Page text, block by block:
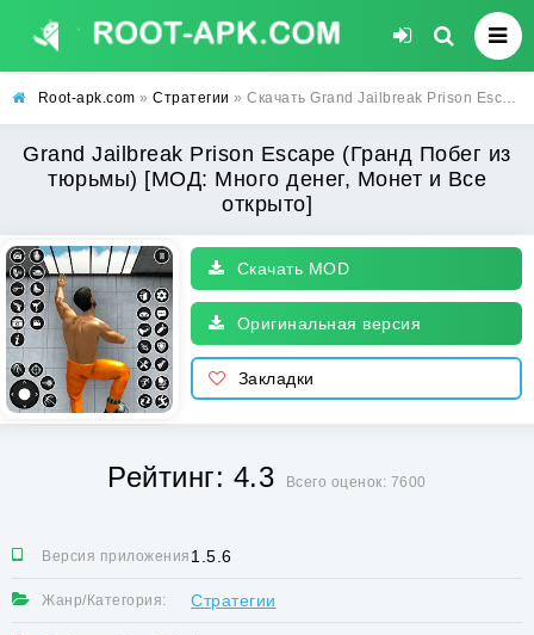
Root-apk.com » Стратегии » Скачать Grand Jailbreak Prison Escape (Гранд Побег из тюрьмы) [МОД: Много денег, Монет и Все открыто] | Взлом Grand Jailbreak Prison Escape на Андроид
Grand Jailbreak Prison Escape (Гранд Побег из
тюрьмы) [МОД: Много денег, Монет и Все
открыто]
Скачать MOD
Оригинальная версия
Закладки
Рейтинг: 4.3 Всего оценок: 7600
Версия приложения:1.5.6
Жанр/Категория: Стратегии